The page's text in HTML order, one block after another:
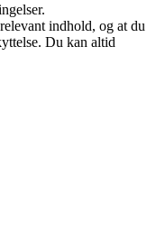
indhold, og at du
Du kan altid